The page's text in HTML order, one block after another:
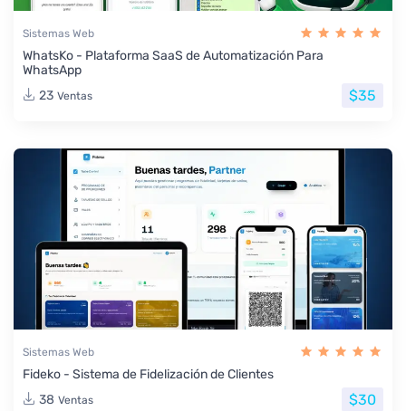
Sistemas Web
WhatsKo - Plataforma SaaS de Automatización Para
WhatsApp
23 Ventas $35
Sistemas Web
Fideko - Sistema de Fidelización de Clientes
38 Ventas $30